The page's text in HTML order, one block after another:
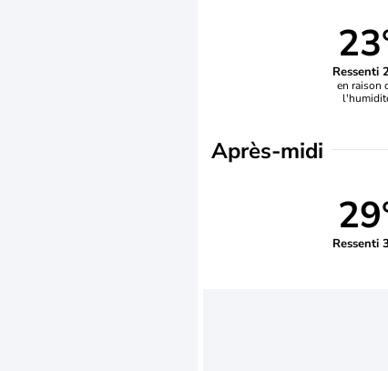
Ressenti
en raison
Après-midi
Ressenti